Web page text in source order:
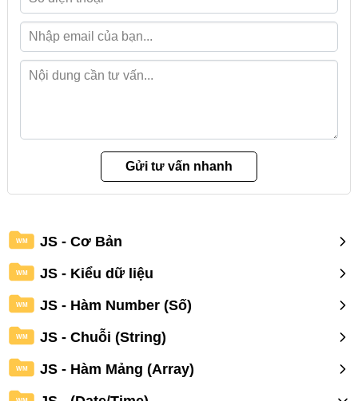
WM JS - Cơ Bản
WM JS - Kiểu dữ liệu
WM JS - Hàm Number (Số)
WM JS - Chuỗi (String)
WM JS - Hàm Mảng (Array)